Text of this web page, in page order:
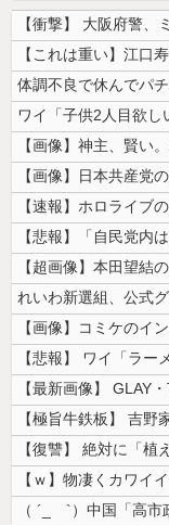
【画像】神主、賢い
【画像】日本共産党
【超画像】本田望結
れいわ新選組、公式
【ｗ】物凄くカワイ